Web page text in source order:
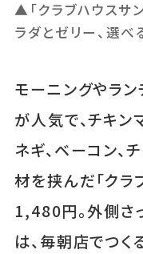
▲「クラブハウスサ
ラダとゼリー、選べ
モーニングやラ
が人気で、チキン
ネギ、ベーコン、
材を挟んだ「クラ
1,480円。外側さ
は、毎朝店でつく